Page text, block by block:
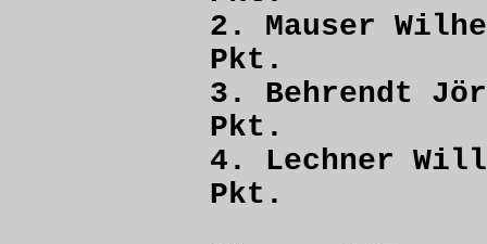
2. Mauser
Pkt.
3.
Pkt.
4. Lechner
Pkt.